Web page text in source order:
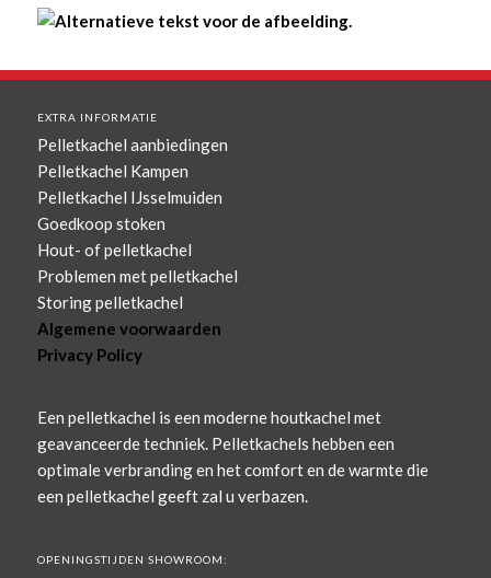
EXTRA INFORMATIE
Pelletkachel aanbiedingen
Pelletkachel Kampen
Pelletkachel IJsselmuiden
Goedkoop stoken
Hout- of pelletkachel
Problemen met pelletkachel
Storing pelletkachel
Algemene voorwaarden
Privacy Policy
Een pelletkachel is een moderne houtkachel met
geavanceerde techniek. Pelletkachels hebben een
optimale verbranding en het comfort en de warmte die
een pelletkachel geeft zal u verbazen.
OPENINGSTIJDEN SHOWROOM: